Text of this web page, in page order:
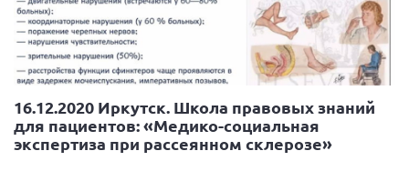
16.12.2020 Иркутск. Школа правовых знаний
для пациентов: «Медико-социальная
экспертиза при рассеянном склерозе»